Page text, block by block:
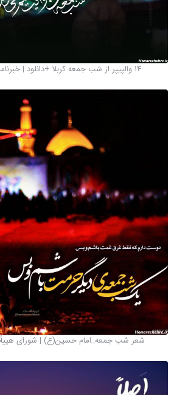
۱۴ والپیپر از شب جمعه کربلا +دانلود | خبرنامه دانشجویان ایران
شعر شب جمعه_امام حسین(ع) | شورای